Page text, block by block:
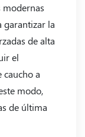
modernas
garantizar la
de alta
el
a
modo,
de última